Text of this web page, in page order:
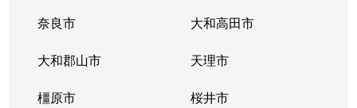
奈良市 大和高田市
大和郡山市 天理市
橿原市 桜井市